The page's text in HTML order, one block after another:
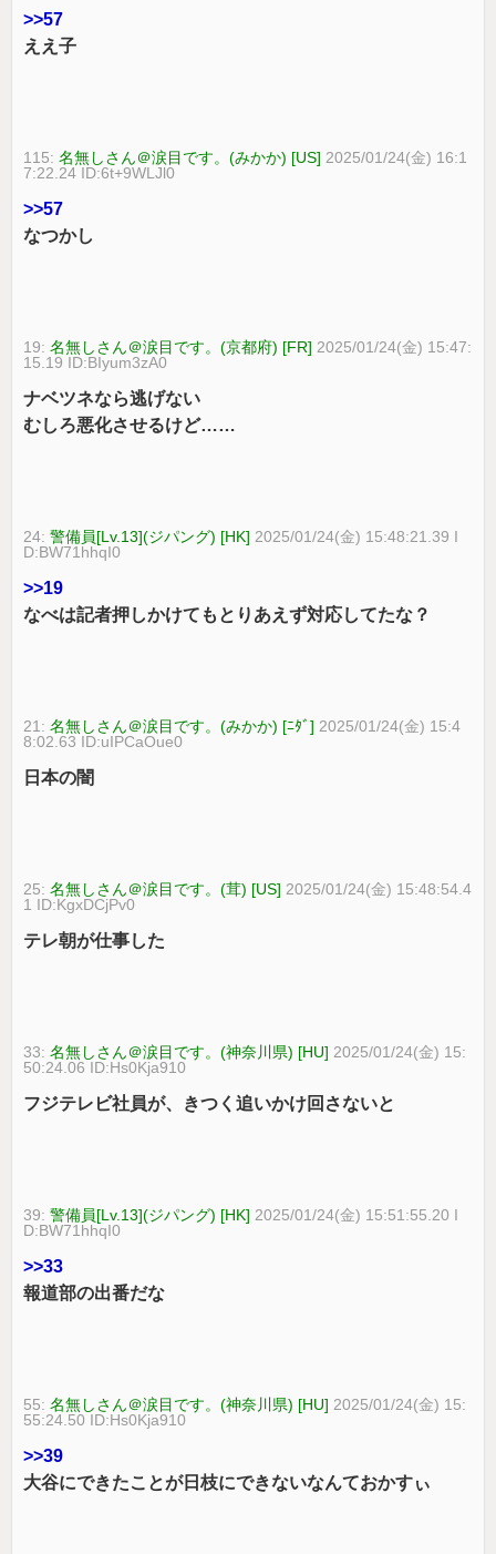
>>57
ええ子
115:名無しさん＠涙目です。(みかか) [US] 2025/01/24(金) 16:1
7:22.24 ID:6t+9WLJl0
>>57
なつかし
19:名無しさん＠涙目です。(京都府) [FR] 2025/01/24(金) 15:47:
15.19 ID:BIyum3zA0
ナベツネなら逃げない
むしろ悪化させるけど……
24:警備員[Lv.13](ジパング) [HK] 2025/01/24(金) 15:48:21.39 I
D:BW71hhqI0
>>19
なべは記者押しかけてもとりあえず対応してたな？
21:名無しさん＠涙目です。(みかか) [ﾆﾀﾞ] 2025/01/24(金) 15:4
8:02.63 ID:uIPCaOue0
日本の闇
25:名無しさん＠涙目です。(茸) [US] 2025/01/24(金) 15:48:54.4
1 ID:KgxDCjPv0
テレ朝が仕事した
33:名無しさん＠涙目です。(神奈川県) [HU] 2025/01/24(金) 15:
50:24.06 ID:Hs0Kja910
フジテレビ社員が、きつく追いかけ回さないと
39:警備員[Lv.13](ジパング) [HK] 2025/01/24(金) 15:51:55.20 I
D:BW71hhqI0
>>33
報道部の出番だな
55:名無しさん＠涙目です。(神奈川県) [HU] 2025/01/24(金) 15:
55:24.50 ID:Hs0Kja910
>>39
大谷にできたことが日枝にできないなんておかすぃ